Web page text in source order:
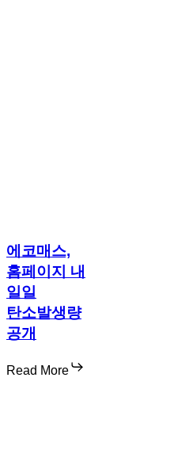
에코매스,
홈페이지 내
일일
탄소발생량
공개
Read More